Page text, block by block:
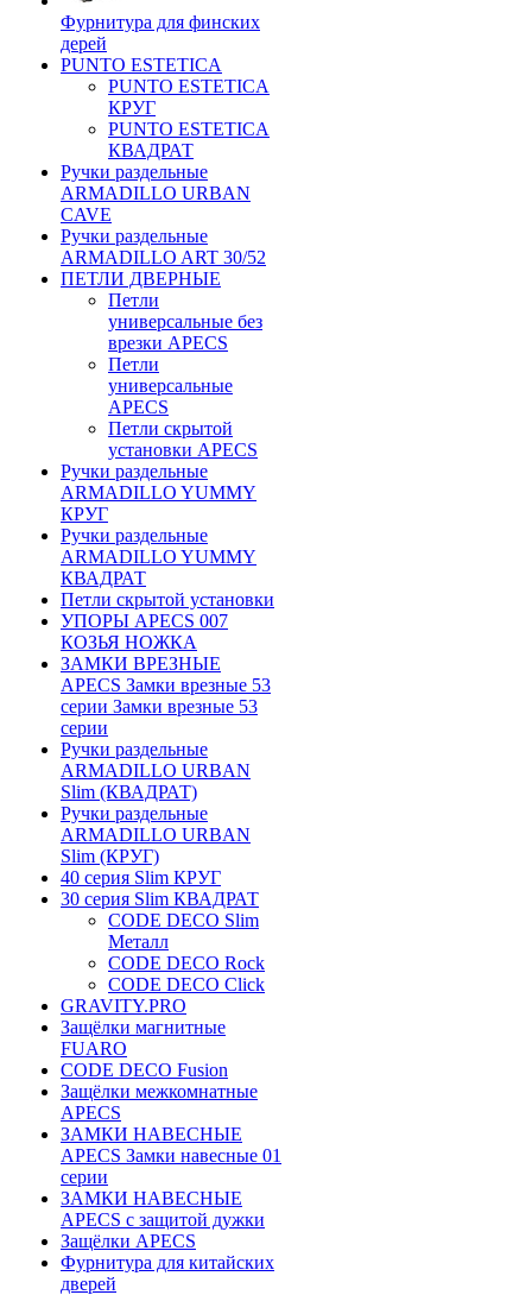
Фурнитура для финских
дерей
PUNTO ESTETICA
PUNTO ESTETICA
КРУГ
PUNTO ESTETICA
КВАДРАТ
Ручки раздельные
ARMADILLO URBAN
CAVE
Ручки раздельные
ARMADILLO ART 30/52
ПЕТЛИ ДВЕРНЫЕ
Петли
универсальные без
врезки APECS
Петли
универсальные
APECS
Петли скрытой
установки APECS
Ручки раздельные
ARMADILLO YUMMY
КРУГ
Ручки раздельные
ARMADILLO YUMMY
КВАДРАТ
Петли скрытой установки
УПОРЫ APECS 007
КОЗЬЯ НОЖКА
ЗАМКИ ВРЕЗНЫЕ
APECS Замки врезные 53
серии Замки врезные 53
серии
Ручки раздельные
ARMADILLO URBAN
Slim (КВАДРАТ)
Ручки раздельные
ARMADILLO URBAN
Slim (КРУГ)
40 серия Slim КРУГ
30 серия Slim КВАДРАТ
CODE DECO Slim
Металл
CODE DECO Rock
CODE DECO Click
GRAVITY.PRO
Защёлки магнитные
FUARO
CODE DECO Fusion
Защёлки межкомнатные
APECS
ЗАМКИ НАВЕСНЫЕ
APECS Замки навесные 01
серии
ЗАМКИ НАВЕСНЫЕ
APECS с защитой дужки
Защёлки APECS
Фурнитура для китайских
дверей